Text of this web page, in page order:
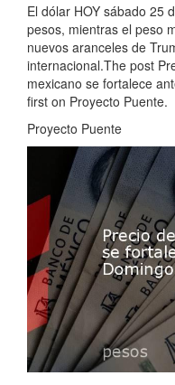
El dólar HOY sábado 25
pesos, mientras el peso
nuevos aranceles de
internacional.The post
mexicano se fortalece
first on Proyecto Puente.
Proyecto Puente